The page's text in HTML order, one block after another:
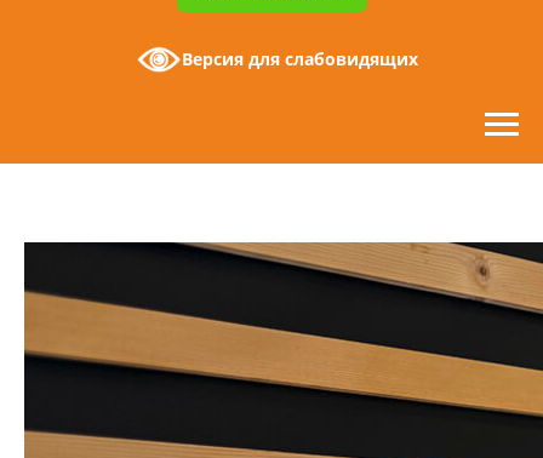
Версия для слабовидящих